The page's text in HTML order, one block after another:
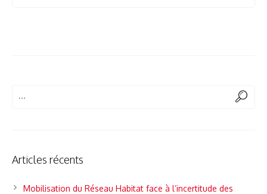
Articles récents
Mobilisation du Réseau Habitat face à l’incertitude des